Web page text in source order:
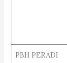
PBH PERADI